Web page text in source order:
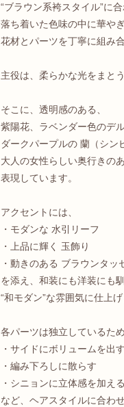
“ブラウン系袴スタイル”に合
落ち着いた色味の中に華や
花材とパーツを丁寧に組み
主役は、柔らかな光をまと
そこに、透明感のある、
紫陽花、ラベンダー色のデ
ダークパープルの 蘭（シン
大人の女性らしい奥行きの
表現しています。
アクセントには、
・モダンな 水引リーフ
・上品に輝く 玉飾り
・動きのある ブラウンタッ
を添え、和装にも洋装にも
“和モダン”な雰囲気に仕上げ
各パーツは独立しているため
・サイドにボリュームを出す
・編み下ろしに散らす
・シニョンに立体感を加える
など、ヘアスタイルに合わ